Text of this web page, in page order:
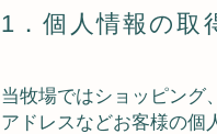
1．個人情報の取
当牧場ではショッピング
アドレスなどお客様の個